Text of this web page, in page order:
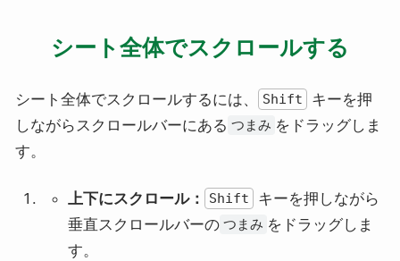
シート全体でスクロールする
シート全体でスクロールするには、 Shift
キーを押
しながらスクロールバーにある つまみ をドラッグしま
す。
上下にスクロール： Shift
キーを押しながら
垂直スクロールバーの つまみ をドラッグしま
す。